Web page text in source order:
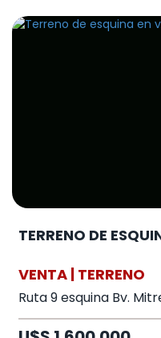
TERRENO DE
VENTA | TERRENO
Ruta 9 esquina Bv.